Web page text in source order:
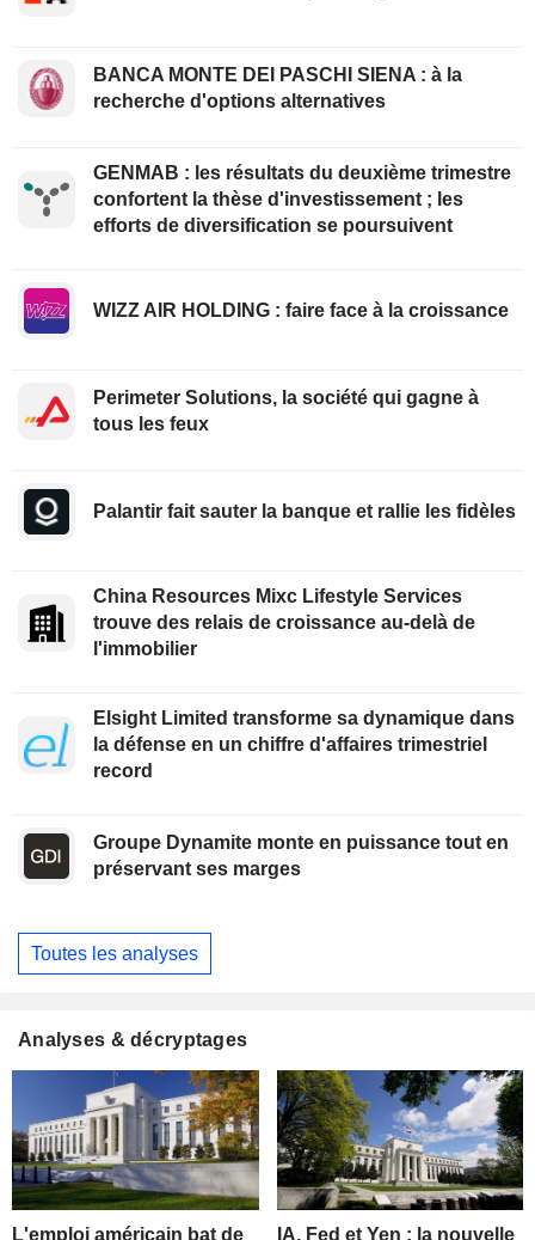
BANCA MONTE DEI PASCHI SIENA : à la
recherche d'options alternatives
GENMAB : les résultats du deuxième trimestre
confortent la thèse d'investissement ; les
efforts de diversification se poursuivent
WIZZ AIR HOLDING : faire face à la croissance
Perimeter Solutions, la société qui gagne à
tous les feux
Palantir fait sauter la banque et rallie les fidèles
China Resources Mixc Lifestyle Services
trouve des relais de croissance au-delà de
l'immobilier
Elsight Limited transforme sa dynamique dans
la défense en un chiffre d'affaires trimestriel
record
Groupe Dynamite monte en puissance tout en
préservant ses marges
Toutes les analyses
Analyses & décryptages
L'emploi américain bat de IA, Fed et Yen : la nouvelle